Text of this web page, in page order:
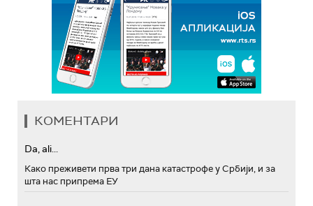
КОМЕНТАРИ
Da, ali...
Како преживети прва три дана катастрофе у Србији, и за
шта нас припрема ЕУ